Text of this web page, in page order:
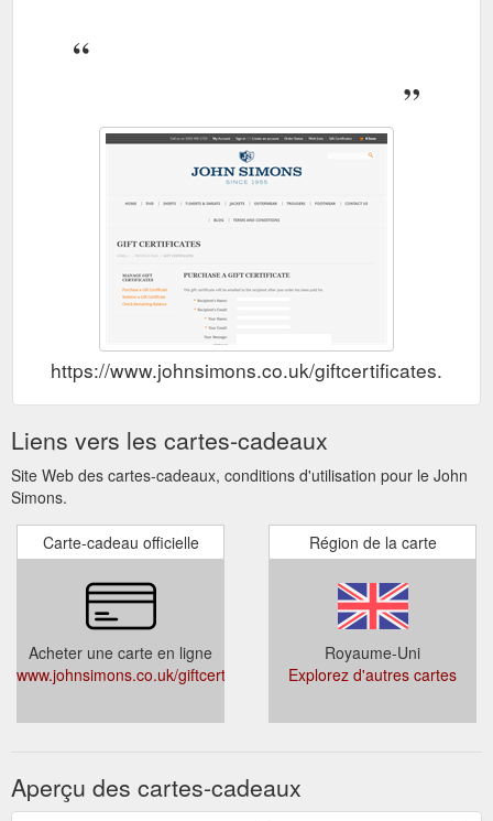
https://www.johnsimons.co.uk/giftcertificates.php
Liens vers les cartes-cadeaux
Site Web des cartes-cadeaux, conditions d'utilisation pour le John
Simons.
Carte-cadeau officielle
Acheter une carte en ligne
www.johnsimons.co.uk/giftcertificates.php
Région de la carte
Royaume-Uni
Explorez d'autres cartes
Aperçu des cartes-cadeaux